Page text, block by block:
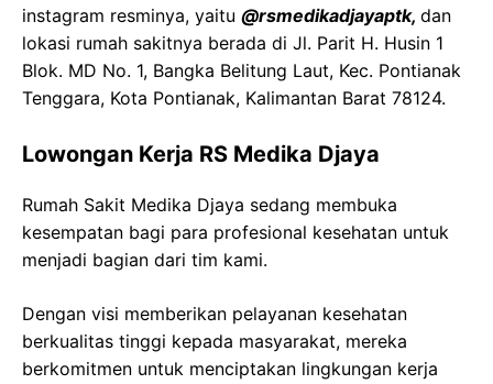
instagram resminya, yaitu @rsmedikadjayaptk, dan
lokasi rumah sakitnya berada di Jl. Parit H. Husin 1
Blok. MD No. 1, Bangka Belitung Laut, Kec. Pontianak
Tenggara, Kota Pontianak, Kalimantan Barat 78124.
Lowongan Kerja RS Medika Djaya
Rumah Sakit Medika Djaya sedang membuka
kesempatan bagi para profesional kesehatan untuk
menjadi bagian dari tim kami.
Dengan visi memberikan pelayanan kesehatan
berkualitas tinggi kepada masyarakat, mereka
berkomitmen untuk menciptakan lingkungan kerja